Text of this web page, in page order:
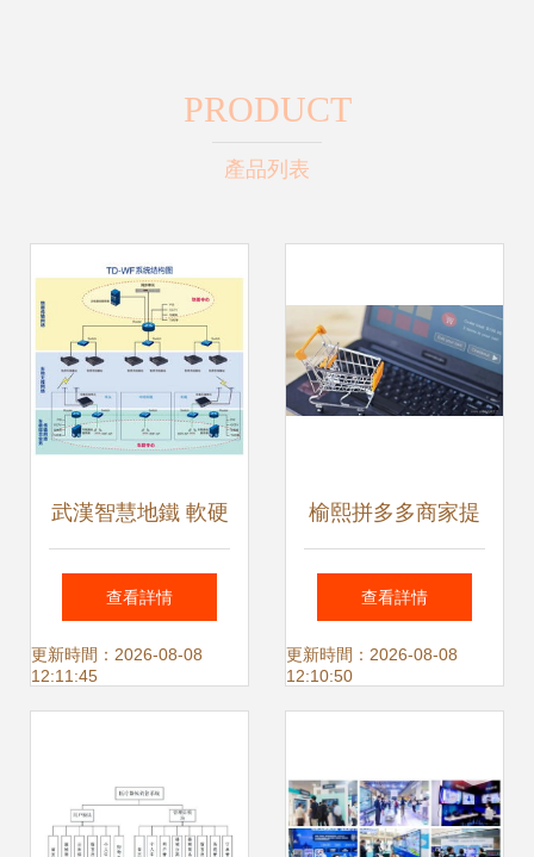
PRODUCT
產品列表
武漢智慧地鐵 軟硬
件融合如何重塑城
市生活
查看詳情
更新時間：2026-08-08
12:11:45
榆熙拼多多商家提
升計算機軟硬件及
輔助設備零售評分
查看詳情
更新時間：2026-08-08
12:10:50